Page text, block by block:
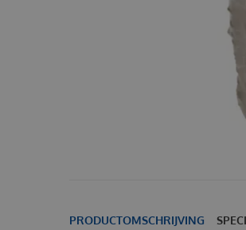
PRODUCTOMSCHRIJVING